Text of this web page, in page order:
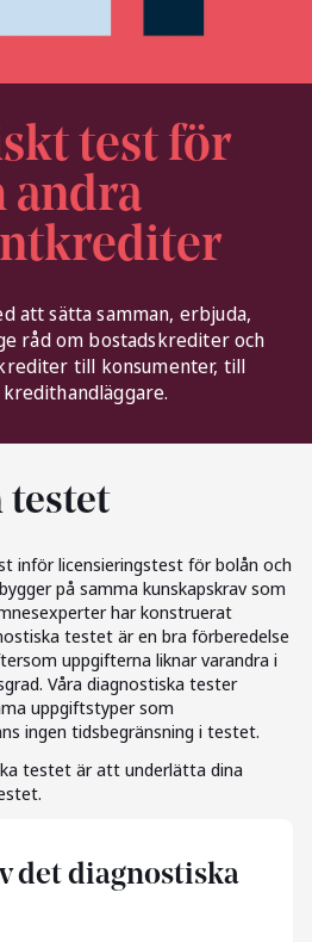
test för
andra
att sätta samman, erbjuda,
råd om bostadskrediter och
till konsumenter, till
testet
inför licensieringstest för bolån och
på samma kunskapskrav som
har konstruerat
testet är en bra förberedelse
uppgifterna liknar varandra i
Våra diagnostiska tester
uppgiftstyper som
ingen tidsbegränsning i testet.
testet är att underlätta dina
det diagnostiska